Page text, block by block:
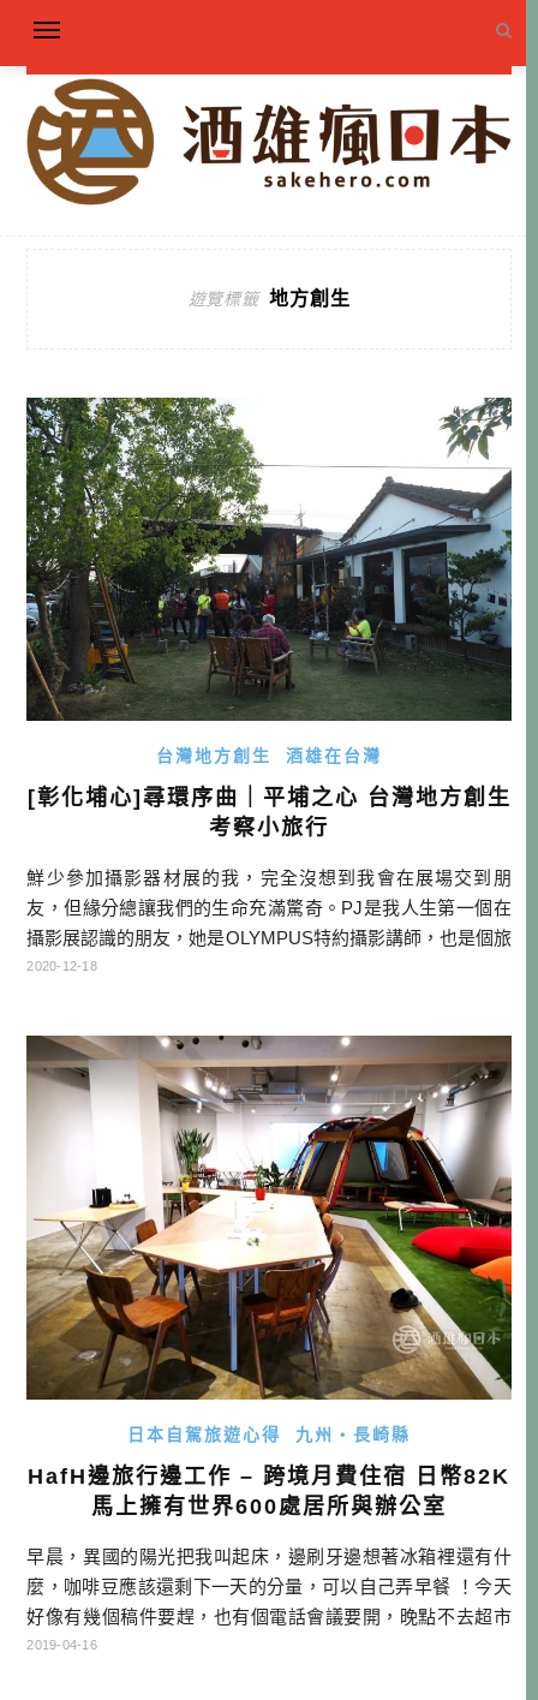
遊覽標籤 地方創生
台灣地方創生 酒雄在台灣
[彰化埔心]尋環序曲｜平埔之心 台灣地方創生
考察小旅行
鮮少參加攝影器材展的我，完全沒想到我會在展場交到朋
友，但緣分總讓我們的生命充滿驚奇。PJ是我人生第一個在
攝影展認識的朋友，她是OLYMPUS特約攝影講師，也是個旅
人，特別擅長青海藏區，若不是疫情，她一年之間總有兩個
我可以參加，除了可以看看她的成果，也想聽聽我在日本所
獲得的經驗。12/13， […]…
2020-12-18
日本自駕旅遊心得 九州・長崎縣
HafH邊旅行邊工作 – 跨境月費住宿 日幣82K
馬上擁有世界600處居所與辦公室
早晨，異國的陽光把我叫起床，邊刷牙邊想著冰箱裡還有什
麼，咖啡豆應該還剩下一天的分量，可以自己弄早餐 ！今天
好像有幾個稿件要趕，也有個電話會議要開，晚點不去超市
買氣泡水的話，晚上就沒有調酒可以喝了。不過在那之前，
2019-04-16